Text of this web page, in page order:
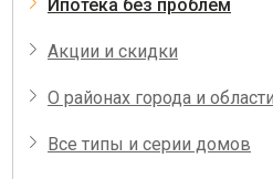
Ипотека без проблем
Акции и скидки
О районах города и области
Все типы и серии домов